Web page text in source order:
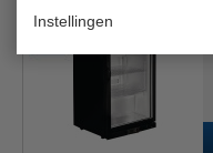
Instellingen